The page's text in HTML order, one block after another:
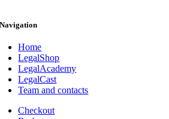
Navigation
Home
LegalShop
LegalAcademy
LegalCast
Team and contacts
Checkout